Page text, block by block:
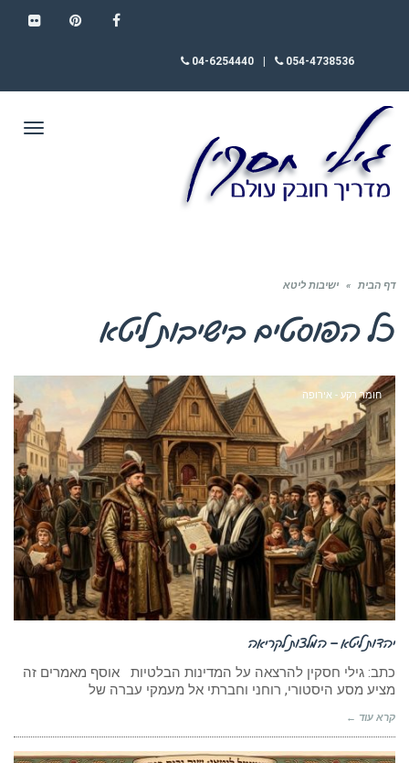
054-4738536
04-6254440
דף הבית » ישיבות ליטא
כל הפוסטים בישיבות ליטא
חומר רקע - אירופה
יהדות ליטא – המלצות לקריאה
כתב: גילי חסקין להרצאה על המדינות הבלטיות אוסף מאמרים זה
מציע מסע היסטורי, רוחני וחברתי אל מעמקי עברה של
קרא עוד ←